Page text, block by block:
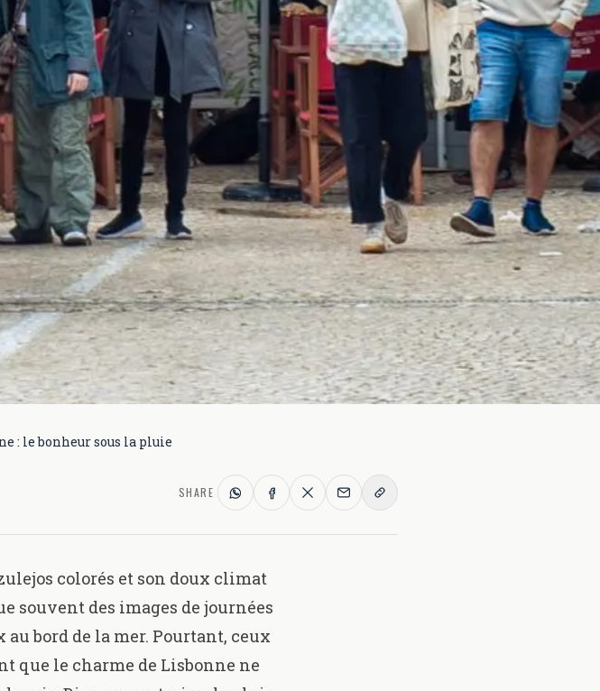
: le bonheur sous la pluie
SHARE
colorés et son doux climat
souvent des images de journées
bord de la mer. Pourtant, ceux
que le charme de Lisbonne ne